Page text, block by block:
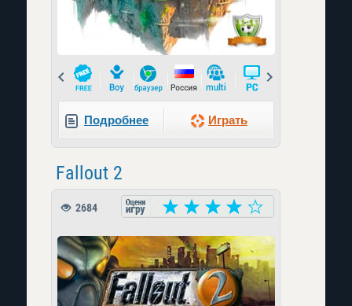
Prev
Подробнее Играть
Fallout 2
2684